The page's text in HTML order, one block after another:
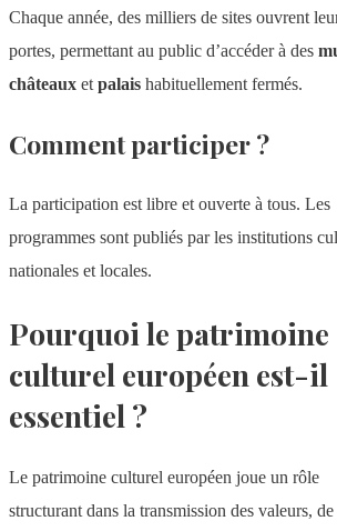
Chaque année, des milliers de sites ouvrent
portes, permettant au public d’accéder à des
châteaux et palais habituellement fermés.
Comment participer ?
La participation est libre et ouverte à tous. Les
programmes sont publiés par les institutions
nationales et locales.
Pourquoi le patrimoine
culturel européen est-il
essentiel ?
Le patrimoine culturel européen joue un rôle
structurant dans la transmission des valeurs, de